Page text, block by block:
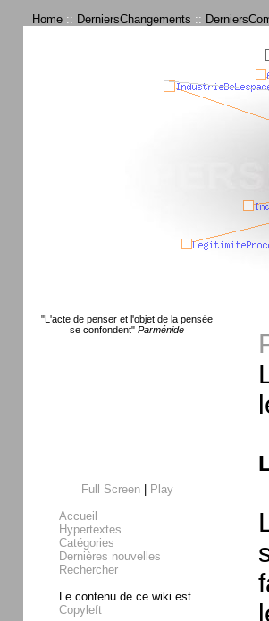
Home :: DerniersChangements ::
"L'acte de penser et l'objet de la pensée
se confondent" Parménide
Full Screen|
Play
Accueil
Hypertextes
Catégories
Dernières nouvelles
Rechercher
Le contenu de ce wiki est
Copyleft